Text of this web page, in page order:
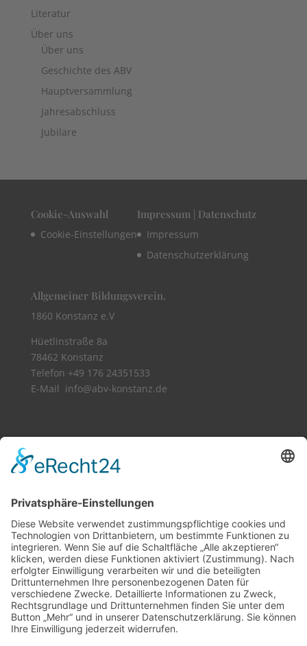
Literatur
Über uns
Über uns
Geschichte des ABV
Hauptversammlung
Jahresabschluss
Jubilare
Cookie-Auswahl
Cookie-Einstellungen
Impressum | Datenschutz
Impressum
Datenschutzerklärung
Allgemeiner Bildungsverein.
1860 Konstanz e.V
Hüetlinstraße 8a
78462 Konstanz
Telefon +49 176 24351533​
E-Mail info@abv-konstanz.de
Vollbild